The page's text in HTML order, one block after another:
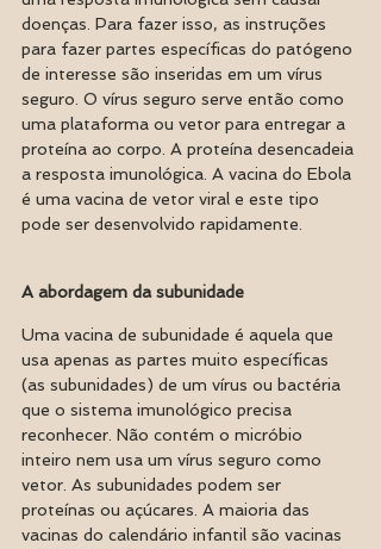
doenças. Para fazer isso, as instruções
para fazer partes específicas do patógeno
de interesse são inseridas em um vírus
seguro. O vírus seguro serve então como
uma plataforma ou vetor para entregar a
proteína ao corpo. A proteína desencadeia
a resposta imunológica. A vacina do Ebola
é uma vacina de vetor viral e este tipo
pode ser desenvolvido rapidamente.
A abordagem da subunidade
Uma vacina de subunidade é aquela que
usa apenas as partes muito específicas
(as subunidades) de um vírus ou bactéria
que o sistema imunológico precisa
reconhecer. Não contém o micróbio
inteiro nem usa um vírus seguro como
vetor. As subunidades podem ser
proteínas ou açúcares. A maioria das
vacinas do calendário infantil são vacinas